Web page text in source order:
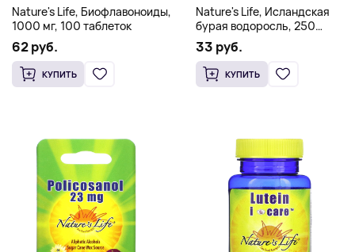
Nature's Life, Биофлавоноиды,
1000 мг, 100 таблеток
62 руб.
КУПИТЬ
Nature's Life, Исландская
бурая водоросль, 250
таблеток
33 руб.
КУПИТЬ